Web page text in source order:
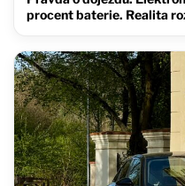
procent baterie. Realita